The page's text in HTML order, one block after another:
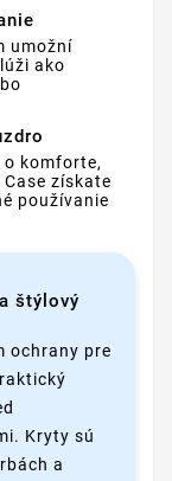
umožní
ako
o komforte,
získate
používanie
štýlový
ochrany pre
Kryty sú
a